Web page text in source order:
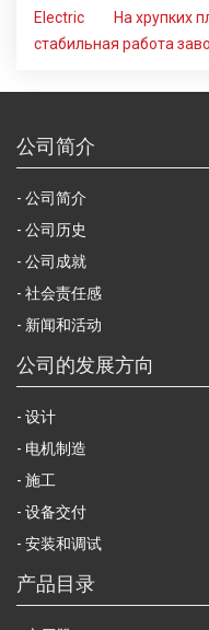
Electric
На хрупких
стабильная работа
公司简介
公司简介
公司历史
公司成就
社会责任感
新闻和活动
公司的发展方向
设计
电机制造
施工
设备交付
安装和调试
产品目录